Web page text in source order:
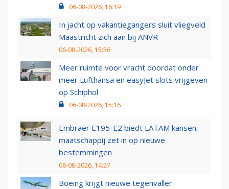
06-08-2026, 16:19
In jacht op vakantiegangers sluit vliegveld
Maastricht zich aan bij ANVR
06-08-2026, 15:56
Meer ruimte voor vracht doordat onder
meer Lufthansa en easyJet slots vrijgeven
op Schiphol
06-08-2026, 15:16
Embraer E195-E2 biedt LATAM kansen:
maatschappij zet in op nieuwe
bestemmingen
06-08-2026, 14:27
Boeing krijgt nieuwe tegenvaller: